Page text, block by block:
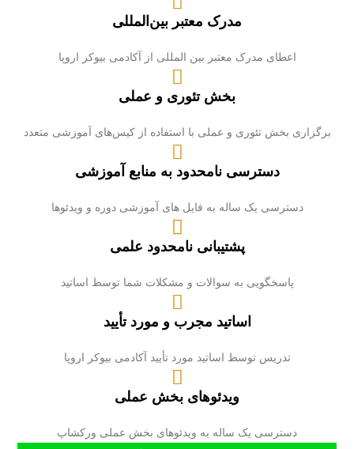
مدرک معتبر بین‌المللی
اعطای مدرک معتبر بین المللی از آکادمی بیوکر اروپا
بخش تئوری و عملی
برگزاری بخش تئوری و عملی با استفاده از کیس‌های آموزشی متعدد
دسترسی نامحدود به منابع آموزشی
دسترسی یک ساله به فایل های آموزشی دوره و ویدئوها
پشتیبانی نامحدود علمی
پاسخگویی به سوالات و مشکلات شما توسط اساتید
اساتید مجرب و مورد تأیید
تدریس توسط اساتید مورد تأیید آکادمی بیوکر اروپا
ویدئوهای بخش عملی
دسترسی یک ساله به ویدئوهای بخش عملی ورکشاپ